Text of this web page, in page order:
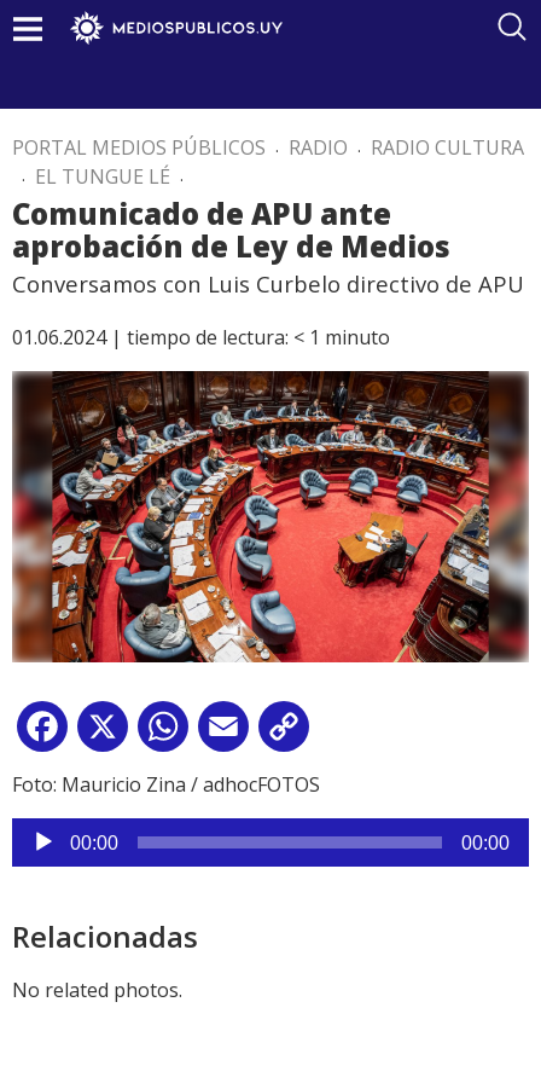
PORTAL MEDIOS PÚBLICOS . RADIO . RADIO CULTURA
. EL TUNGUE LÉ .
Comunicado de APU ante
aprobación de Ley de Medios
Conversamos con Luis Curbelo directivo de APU
01.06.2024 | tiempo de lectura: < 1 minuto
Facebook
X WhatsApp
Email
Link
Foto: Mauricio Zina / adhocFOTOS
Reproductor
de
00:00 00:00
Relacionadas
No related photos.